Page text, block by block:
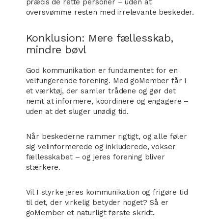
præcis de rette personer – uden at
oversvømme resten med irrelevante beskeder.
Konklusion: Mere fællesskab,
mindre bøvl
God kommunikation er fundamentet for en
velfungerende forening. Med goMember får I
et værktøj, der samler trådene og gør det
nemt at informere, koordinere og engagere –
uden at det sluger unødig tid.
Når beskederne rammer rigtigt, og alle føler
sig velinformerede og inkluderede, vokser
fællesskabet – og jeres forening bliver
stærkere.
Vil I styrke jeres kommunikation og frigøre tid
til det, der virkelig betyder noget? Så er
goMember et naturligt første skridt.